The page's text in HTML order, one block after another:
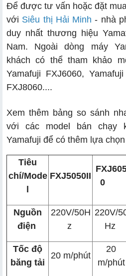
Để được tư vấn hoặc đặt
với Siêu thị Hải Minh - nhà
duy nhất thương hiệu
Nam. Ngoài dòng máy
khách có thể tham khảo
Yamafuji FXJ6060,
FXJ8060....
Xem thêm bảng so sánh
với các model bán chạy
Yamafuji để có thêm lựa
Tiêu
chí/Mode FXJ5050II
0
Nguồn
điện
220V/50H
z
220V/
Hz
Tốc độ
băng tải
20 m/phút
20
m/phút